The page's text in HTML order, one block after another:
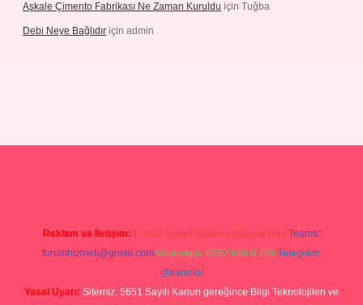
Aşkale Çimento Fabrikası Ne Zaman Kuruldu için Tuğba
Debi Neye Bağlıdır için admin
Reklam ve İletişim: E-mail: backlinkpaneli@gmail.com Teams:
forumhizmeti@gmail.com Whatsapp: 0262 606 0 726 Telegram:
@karabul
Yasal Uyarı: Sitemiz, 5651 Sayılı Kanun gereğince Bilgi Teknolojileri ve